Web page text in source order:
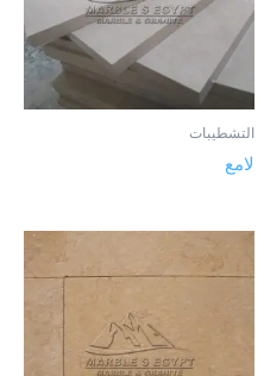
التشطيبات
لامع